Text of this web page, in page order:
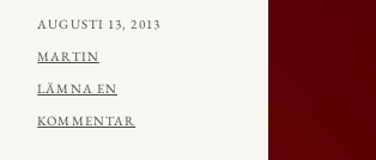
PUBLICERAT
AUGUSTI 13, 2013
AV
MARTIN
LÄMNA EN
KOMMENTAR